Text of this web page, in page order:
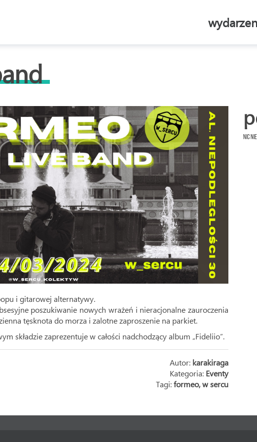
i gitarowej alternatywy.
poszukiwanie nowych wrażeń i nieracjonalne zauroczenia
tęsknota do morza i zalotne zaproszenie na parkiet.
składzie zaprezentuje w całości nadchodzący album „Fideliio”.
Autor: karakiraga
Kategoria: Eventy
Tagi:formeo,w sercu
Nic